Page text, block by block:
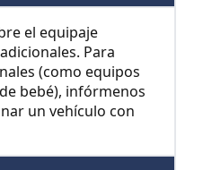
el equipaje
Para
(como equipos
bebé), infórmenos
un vehículo con